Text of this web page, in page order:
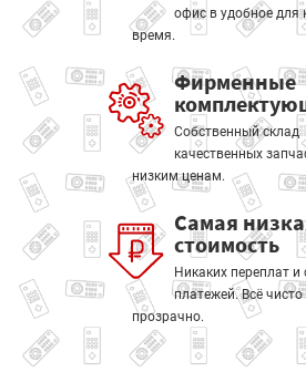
офис в удобное для
время.
Фирменные
Собственный склад
качественных
низким ценам.
Самая
стоимость
Никаких переплат и
платежей. Всё чисто
прозрачно.